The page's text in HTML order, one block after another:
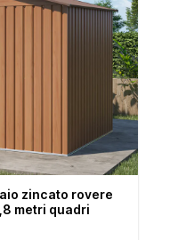
zincato rovere
metri quadri